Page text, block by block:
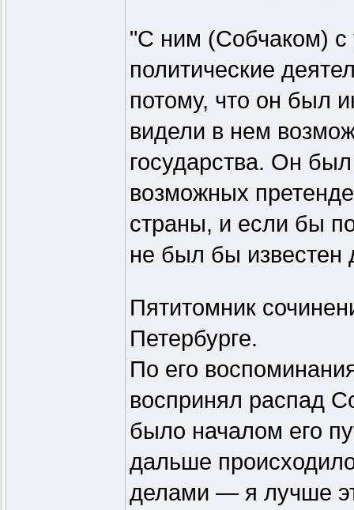
"С ним (Собчаком) с
политические
потому, что он был
видели в нем
государства. Он
возможных
страны, и если бы
не был бы известен
Пятитомник
Петербурге.
По его
воспринял распад
было началом его
дальше
делами — я лучше